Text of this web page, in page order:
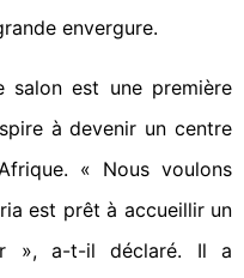
envergure.
salon est une première
à devenir un centre
« Nous voulons
est prêt à accueillir un
», a-t-il déclaré. Il a